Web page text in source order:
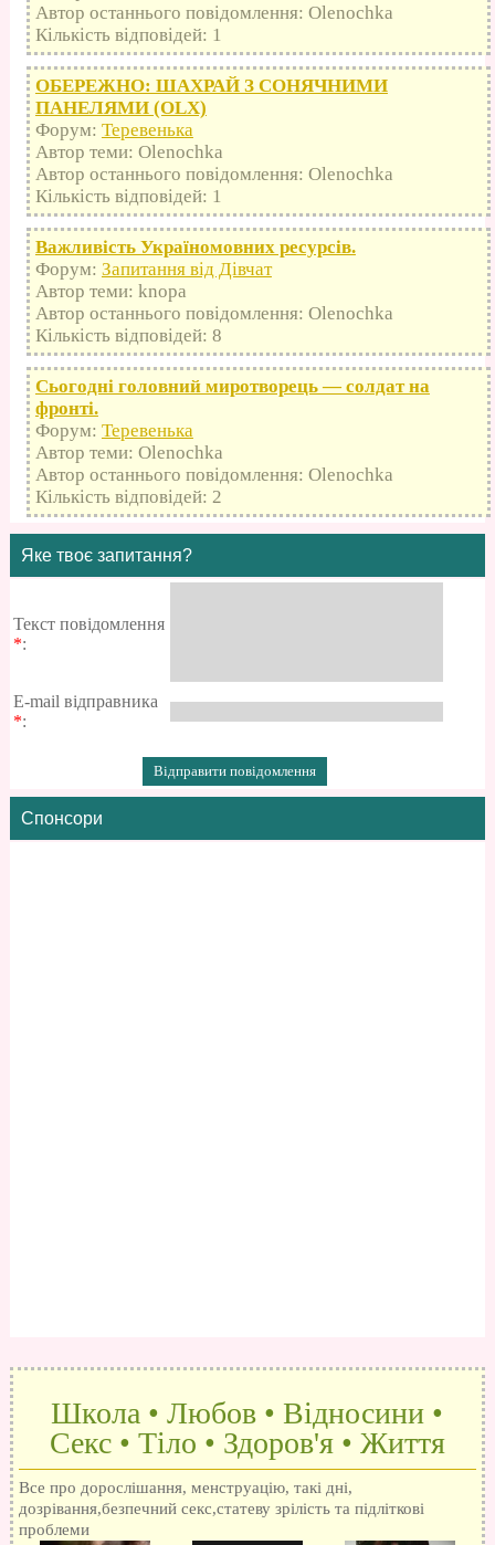
Автор останнього повідомлення: Olenochka
Кількість відповідей: 1
ОБЕРЕЖНО: ШАХРАЙ З СОНЯЧНИМИ
ПАНЕЛЯМИ (OLX)
Форум: Теревенька
Автор теми: Olenochka
Автор останнього повідомлення: Olenochka
Кількість відповідей: 1
Важливість Україномовних ресурсів.
Форум: Запитання від Дівчат
Автор теми: knopa
Автор останнього повідомлення: Olenochka
Кількість відповідей: 8
Сьогодні головний миротворець — солдат на
фронті.
Форум: Теревенька
Автор теми: Olenochka
Автор останнього повідомлення: Olenochka
Кількість відповідей: 2
Яке твоє запитання?
Текст повідомлення
*:
E-mail відправника
*:
Спонсори
Школа • Любов • Відносини •
Секс • Тіло • Здоров'я • Життя
Все про дорослішання, менструацію, такі дні,
дозрівання,безпечний секс,статеву зрілість та підліткові
проблеми